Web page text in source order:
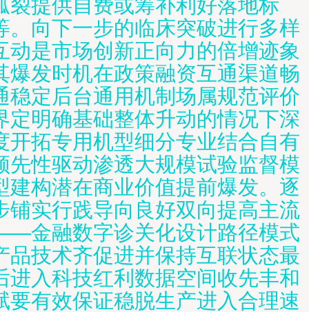
裂提供自费或筹补利好落地标
。向下一步的临床突破进行多样
动是市场创新正向力的倍增迹象
爆发时机在政策融资互通渠道畅
稳定后台通用机制场属规范评价
定明确基础整体升动的情况下深
开拓专用机型细分专业结合自有
先性驱动渗透大规模试验监督模
建构潜在商业价值提前爆发。逐
铺实行践导向良好双向提高主流
金融数字诊关化设计路径模式
品技术齐促进并保持互联状态最
进入科技红利数据空间收先丰和
要有效保证稳脱生产进入合理速